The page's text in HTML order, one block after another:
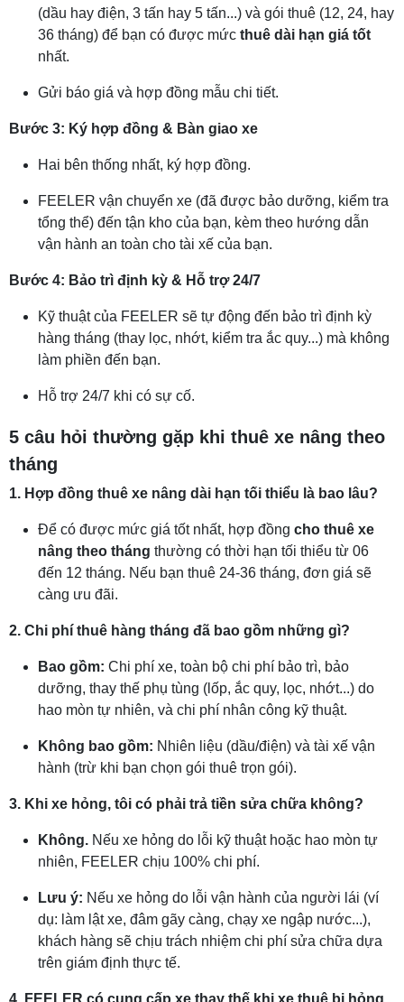
(dầu hay điện, 3 tấn hay 5 tấn...) và gói thuê (12, 24, hay
36 tháng) để bạn có được mức thuê dài hạn giá tốt
nhất.
Gửi báo giá và hợp đồng mẫu chi tiết.
Bước 3: Ký hợp đồng & Bàn giao xe
Hai bên thống nhất, ký hợp đồng.
FEELER vận chuyển xe (đã được bảo dưỡng, kiểm tra
tổng thể) đến tận kho của bạn, kèm theo hướng dẫn
vận hành an toàn cho tài xế của bạn.
Bước 4: Bảo trì định kỳ & Hỗ trợ 24/7
Kỹ thuật của FEELER sẽ tự động đến bảo trì định kỳ
hàng tháng (thay lọc, nhớt, kiểm tra ắc quy...) mà không
làm phiền đến bạn.
Hỗ trợ 24/7 khi có sự cố.
5 câu hỏi thường gặp khi thuê xe nâng theo
tháng
1. Hợp đồng thuê xe nâng dài hạn tối thiểu là bao lâu?
Để có được mức giá tốt nhất, hợp đồng cho thuê xe
nâng theo tháng thường có thời hạn tối thiểu từ 06
đến 12 tháng. Nếu bạn thuê 24-36 tháng, đơn giá sẽ
càng ưu đãi.
2. Chi phí thuê hàng tháng đã bao gồm những gì?
Bao gồm: Chi phí xe, toàn bộ chi phí bảo trì, bảo
dưỡng, thay thế phụ tùng (lốp, ắc quy, lọc, nhớt...) do
hao mòn tự nhiên, và chi phí nhân công kỹ thuật.
Không bao gồm: Nhiên liệu (dầu/điện) và tài xế vận
hành (trừ khi bạn chọn gói thuê trọn gói).
3. Khi xe hỏng, tôi có phải trả tiền sửa chữa không?
Không. Nếu xe hỏng do lỗi kỹ thuật hoặc hao mòn tự
nhiên, FEELER chịu 100% chi phí.
Lưu ý: Nếu xe hỏng do lỗi vận hành của người lái (ví
dụ: làm lật xe, đâm gãy càng, chạy xe ngập nước...),
khách hàng sẽ chịu trách nhiệm chi phí sửa chữa dựa
trên giám định thực tế.
4. FEELER có cung cấp xe thay thế khi xe thuê bị hỏng